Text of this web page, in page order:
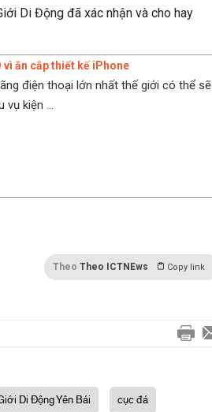
Di Động đã xác nhận và cho hay
vì ăn cắp thiết kế iPhone
điện thoại lớn nhất thế giới có thể sẽ
vụ kiện ...
Theo Theo ICTNEws Copy link
Di Động Yên Bái
cục đá